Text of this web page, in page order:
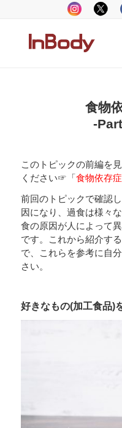
食物
-
このトピックの前編を
ください☞「 食物依存
前回のトピックで確認
因になり、過食は様々
食の原因が人によって
です。これから紹介す
で、これらを参考に自
さい。
好きなもの(加工食品)